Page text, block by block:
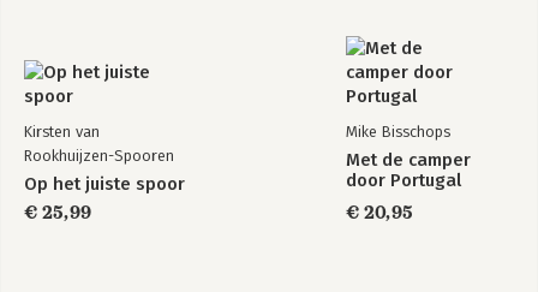
Kirsten van
Rookhuijzen-Spooren
Op het juiste spoor
€ 25,99
Mike Bisschops
Met de camper
door Portugal
€ 20,95